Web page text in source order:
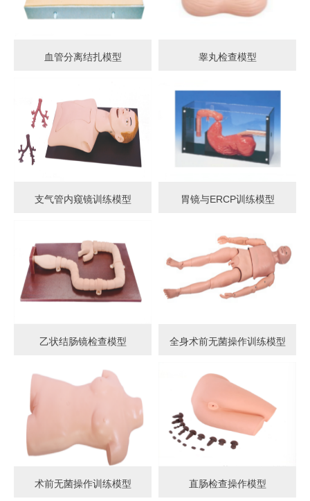
血管分离结扎模型 睾丸检查模型
支气管内窥镜训练模型 胃镜与ERCP训练模型
乙状结肠镜检查模型 全身术前无菌操作训练模型
术前无菌操作训练模型 直肠检查操作模型